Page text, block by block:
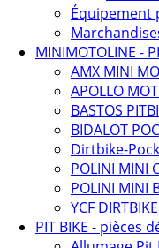
Équipement
MINIMOTOLINE -
AMX MINI
APOLLO
BASTOS
BIDALOT
Dirtbike-
POLINI MINI
POLINI MINI
YCF
PIT BIKE - pièces